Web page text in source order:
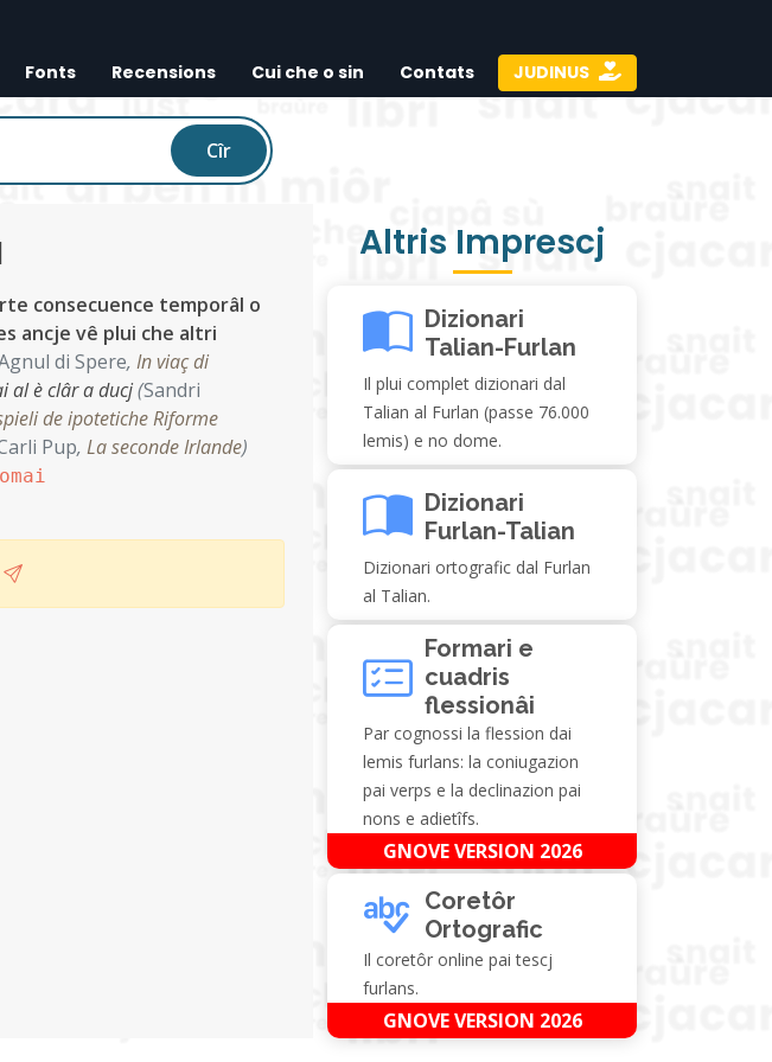
Fonts Recensions Cui che o sin Contats JUDINUS
Cîr
consecuence temporâl o
ancje vê plui che altri
di Spere, In viaç di
al è clâr a ducj(Sandri
de ipotetiche Riforme
Pup, La seconde Irlande)
Altris Imprescj
Dizionari
Talian-Furlan
Il plui complet dizionari dal
Talian al Furlan (passe 76.000
lemis) e no dome.
Dizionari
Furlan-Talian
Dizionari ortografic dal Furlan
al Talian.
Formari e
cuadris
flessionâi
Par cognossi la flession dai
lemis furlans: la coniugazion
pai verps e la declinazion pai
nons e adietîfs.
GNOVE VERSION 2026
Coretôr
Ortografic
Il coretôr online pai tescj
furlans.
GNOVE VERSION 2026